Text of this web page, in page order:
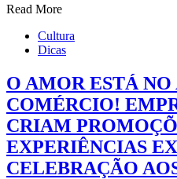
Read More
Cultura
Dicas
O AMOR ESTÁ NO
COMÉRCIO!
CRIAM
EXPERIÊNCIAS
CELEBRAÇÃO